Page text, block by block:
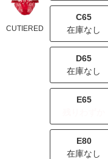
CUTIERED
C65
在庫なし
D65
在庫なし
E65
E80
在庫なし